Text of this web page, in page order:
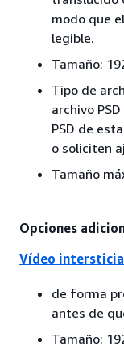
modo que
legible.
Tamaño:
Tipo de
archivo
PSD de
o soliciten
Tamaño
Opciones
Vídeo
de forma
antes de
Tamaño: